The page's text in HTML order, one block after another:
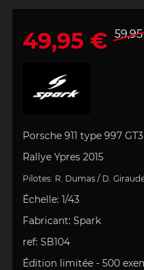
49,95 €
Porsche 911 type 997
Rallye Ypres 2015
Pilotes: R. Dumas / D.
Échelle: 1/43
Fabricant: Spark
ref: SB104
Édition limitée -500